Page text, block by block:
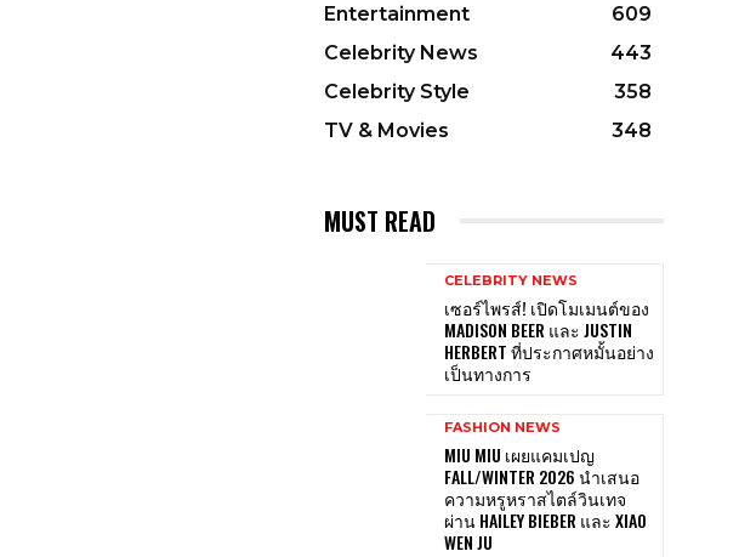
Entertainment
609
Celebrity News
443
Celebrity Style
358
TV & Movies
348
MUST READ
CELEBRITY NEWS
เซอร์ไพรส์! เปิดโมเมนต์ของ
MADISON BEER และ JUSTIN
HERBERT ที่ประกาศหมั้นอย่าง
เป็นทางการ
FASHION NEWS
MIU MIU เผยแคมเปญ
FALL/WINTER 2026 นำเสนอ
ความหรูหราสไตล์วินเทจ
ผ่าน HAILEY BIEBER และ XIAO
WEN JU